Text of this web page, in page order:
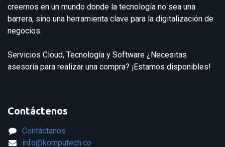
creemos en un mundo donde la tecnología no sea una
barrera, sino una herramienta clave para la digitalización de
negocios.
Servicios Cloud, Tecnología y Software ¿Necesitas
asesoría para realizar una compra? ¡Estamos disponibles!
Contáctenos
Contáctanos
info@komputech.co